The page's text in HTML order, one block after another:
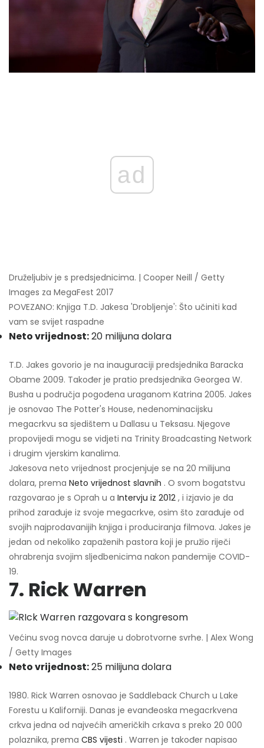
ad
Druželjubiv je s predsjednicima. | Cooper Neill / Getty
Images za MegaFest 2017
POVEZANO: Knjiga T.D. Jakesa 'Drobljenje': Što učiniti kad
vam se svijet raspadne
Neto vrijednost:20 milijuna dolara
T.D. Jakes govorio je na inauguraciji predsjednika Baracka
Obame 2009. Također je pratio predsjednika Georgea W.
Busha u područja pogođena uraganom Katrina 2005. Jakes
je osnovao The Potter's House, nedenominacijsku
megacrkvu sa sjedištem u Dallasu u Teksasu. Njegove
propovijedi mogu se vidjeti na Trinity Broadcasting Network
i drugim vjerskim kanalima.
Jakesova neto vrijednost procjenjuje se na 20 milijuna
dolara, prema Neto vrijednost slavnih . O svom bogatstvu
razgovarao je s Oprah u a Intervju iz 2012 , i izjavio je da
prihod zarađuje iz svoje megacrkve, osim što zarađuje od
svojih najprodavanijih knjiga i produciranja filmova. Jakes je
jedan od nekoliko zapaženih pastora koji je pružio riječi
ohrabrenja svojim sljedbenicima nakon pandemije COVID-
19.
7. Rick Warren
Većinu svog novca daruje u dobrotvorne svrhe. | Alex Wong
/ Getty Images
Neto vrijednost:25 milijuna dolara
1980. Rick Warren osnovao je Saddleback Church u Lake
Forestu u Kaliforniji. Danas je evanđeoska megacrkvena
crkva jedna od najvećih američkih crkava s preko 20 000
polaznika, prema CBS vijesti . Warren je također napisao